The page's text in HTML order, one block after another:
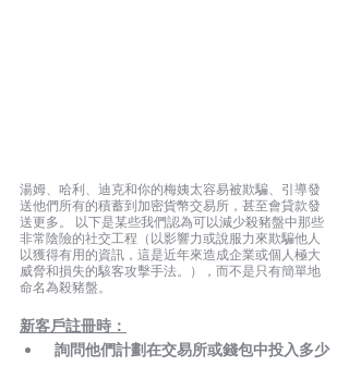
湯姆、哈利、迪克和你的梅姨太容易被欺騙、引導發
送他們所有的積蓄到加密貨幣交易所，甚至會貸款發
送更多。 以下是某些我們認為可以減少殺豬盤中那些
非常陰險的社交工程（以影響力或說服力來欺騙他人
以獲得有用的資訊，這是近年來造成企業或個人極大
威脅和損失的駭客攻擊手法。），而不是只有簡單地
命名為殺豬盤。
新客戶註冊時：